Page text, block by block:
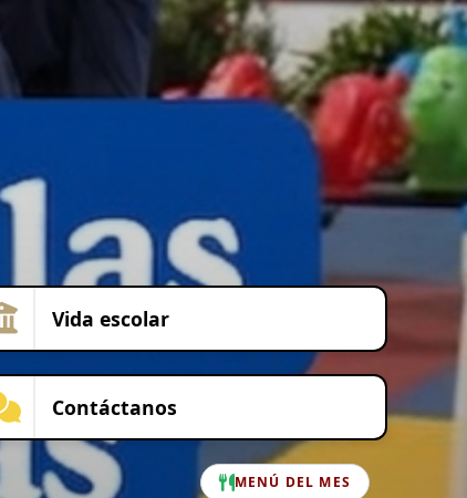
Vida escolar
Contáctanos
MENÚ DEL MES